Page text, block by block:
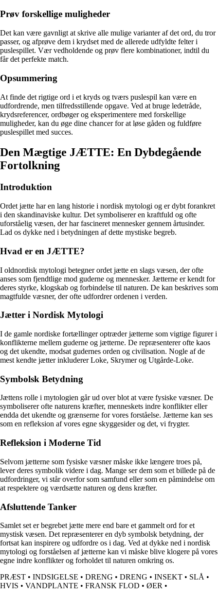
Prøv forskellige muligheder
Det kan være gavnligt at skrive alle mulige varianter af det ord, du tror
passer, og afprøve dem i krydset med de allerede udfyldte felter i
puslespillet. Vær vedholdende og prøv flere kombinationer, indtil du
får det perfekte match.
Opsummering
At finde det rigtige ord i et kryds og tværs puslespil kan være en
udfordrende, men tilfredsstillende opgave. Ved at bruge ledetråde,
krydsreferencer, ordbøger og eksperimentere med forskellige
muligheder, kan du øge dine chancer for at løse gåden og fuldføre
puslespillet med succes.
Den Mægtige JÆTTE: En Dybdegående
Fortolkning
Introduktion
Ordet jætte har en lang historie i nordisk mytologi og er dybt forankret
i den skandinaviske kultur. Det symboliserer en kraftfuld og ofte
uforståelig væsen, der har fascineret mennesker gennem årtusinder.
Lad os dykke ned i betydningen af dette mystiske begreb.
Hvad er en JÆTTE?
I oldnordisk mytologi betegner ordet jætte en slags væsen, der ofte
anses som fjendtlige mod guderne og mennesker. Jætterne er kendt for
deres styrke, klogskab og forbindelse til naturen. De kan beskrives som
magtfulde væsner, der ofte udfordrer ordenen i verden.
Jætter i Nordisk Mytologi
I de gamle nordiske fortællinger optræder jætterne som vigtige figurer i
konflikterne mellem guderne og jætterne. De repræsenterer ofte kaos
og det ukendte, modsat gudernes orden og civilisation. Nogle af de
mest kendte jætter inkluderer Loke, Skrymer og Utgårde-Loke.
Symbolsk Betydning
Jættens rolle i mytologien går ud over blot at være fysiske væsner. De
symboliserer ofte naturens kræfter, menneskets indre konflikter eller
endda det ukendte og grænserne for vores forståelse. Jætterne kan ses
som en refleksion af vores egne skyggesider og det, vi frygter.
Refleksion i Moderne Tid
Selvom jætterne som fysiske væsner måske ikke længere troes på,
lever deres symbolik videre i dag. Mange ser dem som et billede på de
udfordringer, vi står overfor som samfund eller som en påmindelse om
at respektere og værdsætte naturen og dens kræfter.
Afsluttende Tanker
Samlet set er begrebet jætte mere end bare et gammelt ord for et
mystisk væsen. Det repræsenterer en dyb symbolsk betydning, der
fortsat kan inspirere og udfordre os i dag. Ved at dykke ned i nordisk
mytologi og forståelsen af jætterne kan vi måske blive klogere på vores
egne indre konflikter og forholdet til naturen omkring os.
PRÆST • INDSIGELSE • DRENG • DRENG • INSEKT • SLÅ •
HVIS • VANDPLANTE • FRANSK FLOD • ØER •